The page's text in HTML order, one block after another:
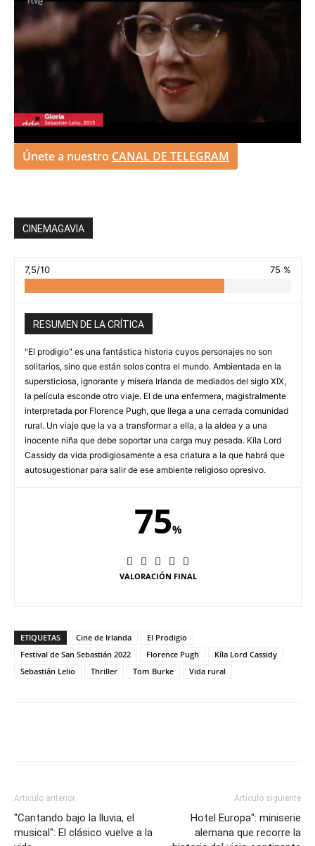
Únete a nuestro CANAL DE TELEGRAM
CINEMAGAVIA
7,5/10 75 %
RESUMEN DE LA CRÍTICA
"El prodigio" es una fantástica historia cuyos personajes no son
solitarios, sino que están solos contra el mundo. Ambientada en la
supersticiosa, ignorante y mísera Irlanda de mediados del siglo XIX,
la película esconde otro viaje. El de una enfermera, magistralmente
interpretada por Florence Pugh, que llega a una cerrada comunidad
rural. Un viaje que la va a transformar a ella, a la aldea y a una
inocente niña que debe soportar una carga muy pesada. Kíla Lord
Cassidy da vida prodigiosamente a esa criatura a la que habrá que
autosugestionar para salir de ese ambiente religioso opresivo.
75%
VALORACIÓN FINAL
ETIQUETAS Cine de Irlanda
El Prodigio
Festival de San Sebastián 2022
Florence Pugh
Kíla Lord Cassidy
Sebastián Lelio
Thriller Tom Burke Vida rural
Artículo anterior
"Cantando bajo la lluvia, el
musical": El clásico vuelve a la
Artículo siguiente
Hotel Europa": miniserie
alemana que recorre la